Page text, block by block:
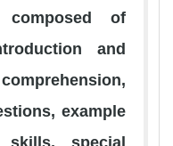
of
and
example